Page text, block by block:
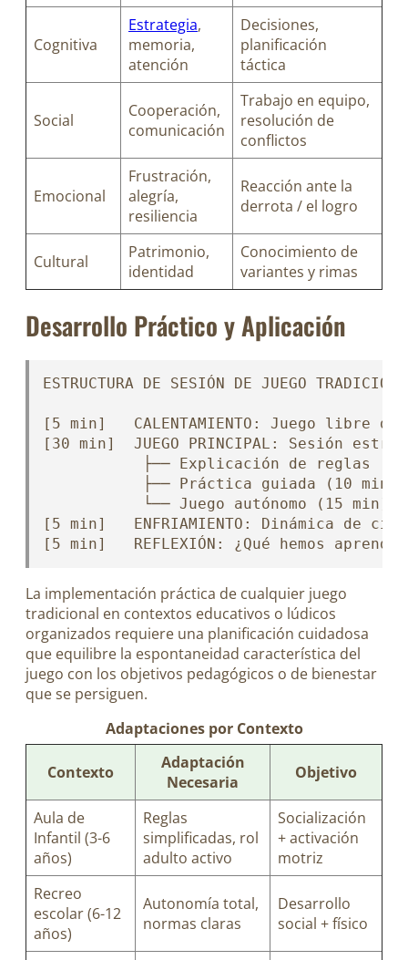
Cognitiva
Estrategia,
memoria,
atención
Decisiones,
planificación
táctica
Social
Cooperación,
comunicación
Trabajo en equipo,
resolución de
conflictos
Emocional
Frustración,
alegría,
resiliencia
Reacción ante la
derrota / el logro
Cultural
Patrimonio,
identidad
Conocimiento de
variantes y rimas
Desarrollo Práctico y Aplicación
ESTRUCTURA DE SESIÓN DE JUEGO
[5 min]   CALENTAMIENTO: Juego libre
[30 min]  JUEGO PRINCIPAL: Sesión
├── Explicación de reglas (5
           ├── Práctica guiada (10 min)
           └── Juego autónomo (15 min)
[5 min]   ENFRIAMIENTO: Dinámica de
[5 min]   REFLEXIÓN: ¿Qué hemos
La implementación práctica de cualquier juego
tradicional en contextos educativos o lúdicos
organizados requiere una planificación cuidadosa
que equilibre la espontaneidad característica del
juego con los objetivos pedagógicos o de bienestar
que se persiguen.
Adaptaciones por Contexto
Contexto
Adaptación
Necesaria
Objetivo
Aula de
Infantil (3-6
años)
Reglas
simplificadas, rol
adulto activo
Socialización
+ activación
motriz
Recreo
escolar (6-12
años)
Autonomía total,
normas claras
Desarrollo
social + físico